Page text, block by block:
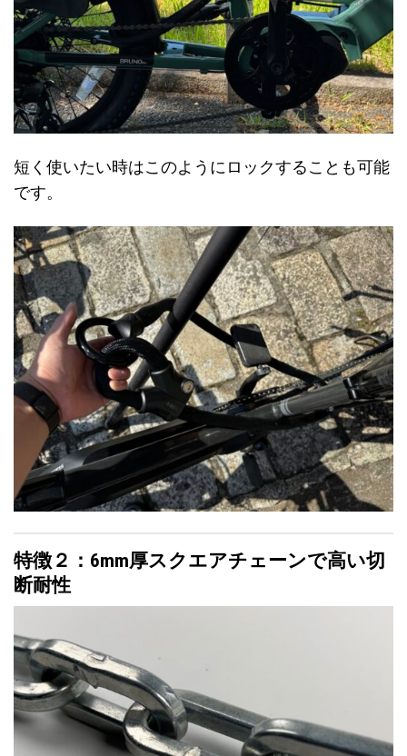
短く使いたい時はこのようにロックすることも可能
です。
特徴２：6mm厚スクエアチェーンで高い切
断耐性